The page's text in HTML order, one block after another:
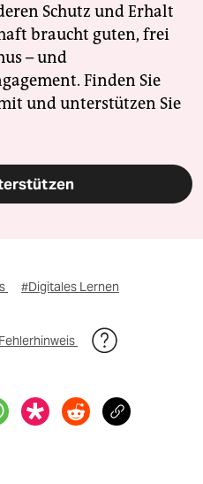
Schutz und Erhalt
braucht guten, frei
– und
Finden Sie
und unterstützen Sie
#Digitales Lernen
Fehlerhinweis